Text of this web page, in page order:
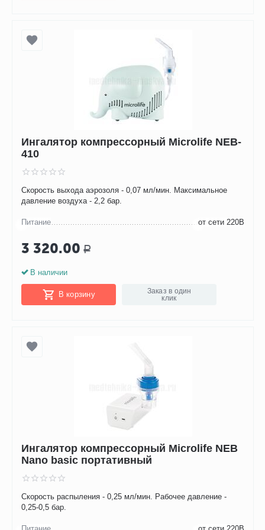
Ингалятор компрессорный Microlife NEB-
410
Скорость выхода аэрозоля - 0,07 мл/мин. Максимальное
давление воздуха - 2,2 бар.
Питание от сети 220В
3 320.00 Р
В наличии
В корзину
Заказ в один
клик
Ингалятор компрессорный Microlife NEB
Nano basic портативный
Скорость распыления - 0,25 мл/мин. Рабочее давление -
0,25-0,5 бар.